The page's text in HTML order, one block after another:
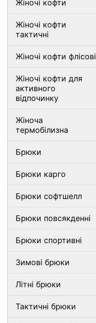
Жіночі кофти
Жіночі кофти
тактичні
Жіночі кофти флісові
Жіночі кофти для
активного
відпочинку
Жіноча
термобілизна
Брюки
Брюки карго
Брюки софтшелл
Брюки повсякденні
Брюки спортивні
Зимові брюки
Літні брюки
Тактичні брюки